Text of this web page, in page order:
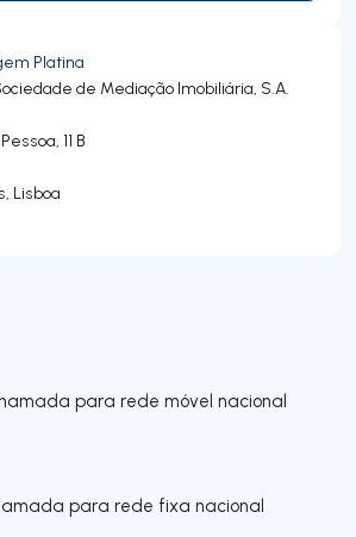
para rede móvel nacional
para rede fixa nacional
Platina
de Mediação Imobiliária, S.A.
11 B
, Lisboa